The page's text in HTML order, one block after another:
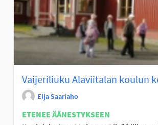
Vaijeriliuku Alaviitalan koulun
Eija Saariaho
ETENEE ÄÄNESTYKSEEN